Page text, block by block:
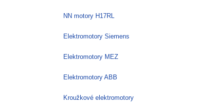
NN motory H17RL
Elektromotory Siemens
Elektromotory MEZ
Elektromotory ABB
Kroužkové elektromotory